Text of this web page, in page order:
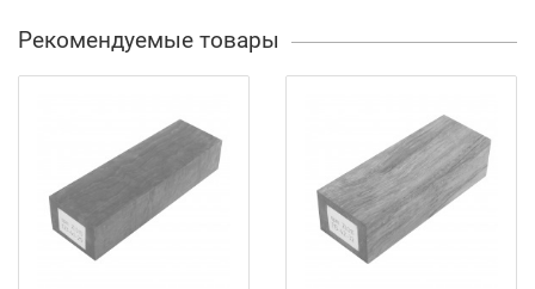
Рекомендуемые товары